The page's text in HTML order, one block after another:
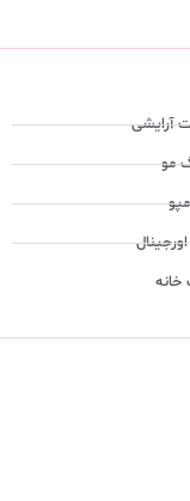
آرایشی
مو